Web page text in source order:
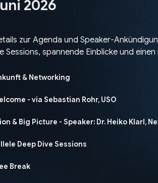
2026
zur Agenda und Speaker-
Sessions, spannende Einblicke und
& Networking
- via Sebastian Rohr, USO
& Big Picture - Speaker: Dr. Heiko Klarl,
Deep Dive Sessions
Break